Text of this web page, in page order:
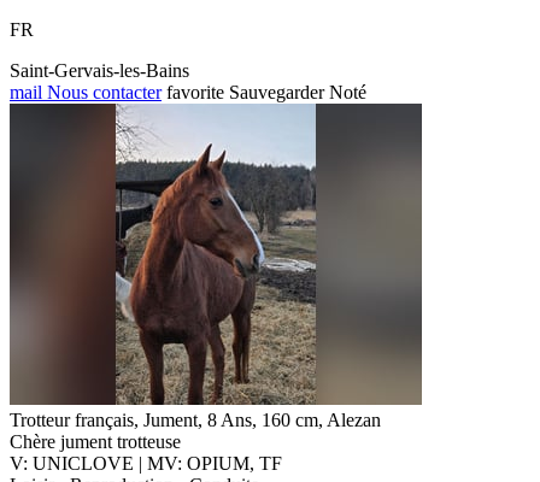
FR
Saint-Gervais-les-Bains
mail Nous contacter favorite Sauvegarder Noté
Trotteur français, Jument, 8 Ans, 160 cm, Alezan
Chère jument trotteuse
V: UNICLOVE | MV: OPIUM, TF